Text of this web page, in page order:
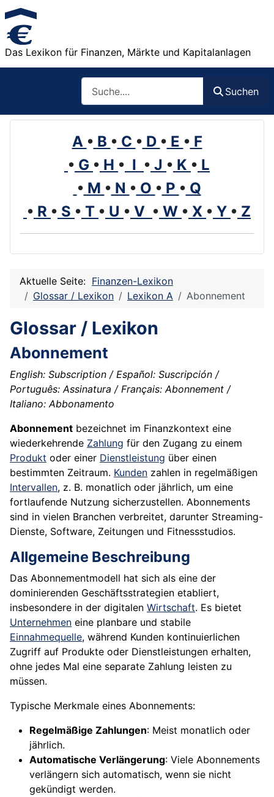
Das Lexikon für Finanzen, Märkte und Kapitalanlagen
Suchen
A • B • C • D • E • F
• G • H • I • J • K • L
• M • N • O • P • Q
• R • S • T • U • V • W • X • Y • Z
Aktuelle Seite: Finanzen-Lexikon
Glossar / Lexikon
Lexikon A Abonnement
Glossar / Lexikon
Abonnement
English: Subscription / Español: Suscripción /
Português: Assinatura / Français: Abonnement /
Italiano: Abbonamento
Abonnement bezeichnet im Finanzkontext eine
wiederkehrende Zahlung für den Zugang zu einem
Produkt oder einer Dienstleistung über einen
bestimmten Zeitraum. Kunden zahlen in regelmäßigen
Intervallen, z. B. monatlich oder jährlich, um eine
fortlaufende Nutzung sicherzustellen. Abonnements
sind in vielen Branchen verbreitet, darunter Streaming-
Dienste, Software, Zeitungen und Fitnessstudios.
Allgemeine Beschreibung
Das Abonnementmodell hat sich als eine der
dominierenden Geschäftsstrategien etabliert,
insbesondere in der digitalen Wirtschaft. Es bietet
Unternehmen eine planbare und stabile
Einnahmequelle, während Kunden kontinuierlichen
Zugriff auf Produkte oder Dienstleistungen erhalten,
ohne jedes Mal eine separate Zahlung leisten zu
müssen.
Typische Merkmale eines Abonnements:
Regelmäßige Zahlungen: Meist monatlich oder
jährlich.
Automatische Verlängerung: Viele Abonnements
verlängern sich automatisch, wenn sie nicht
gekündigt werden.